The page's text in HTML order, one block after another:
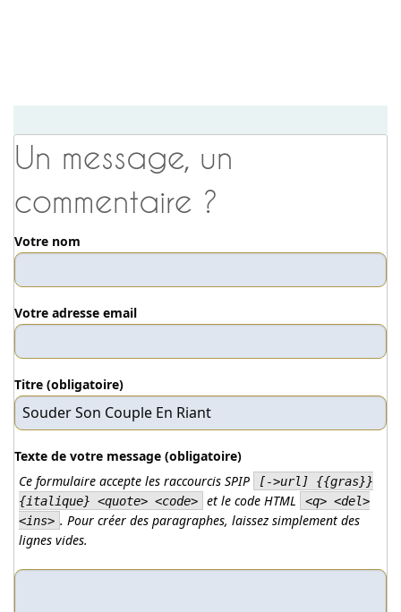
Un message, un
commentaire ?
Votre nom
Votre adresse email
Titre (obligatoire)
Texte de votre message (obligatoire)
Ce formulaire accepte les raccourcis SPIP
[->url] {{gras}}
{italique} <quote> <code>
et le code HTML
<q> <del>
<ins> . Pour créer des paragraphes, laissez simplement des
lignes vides.